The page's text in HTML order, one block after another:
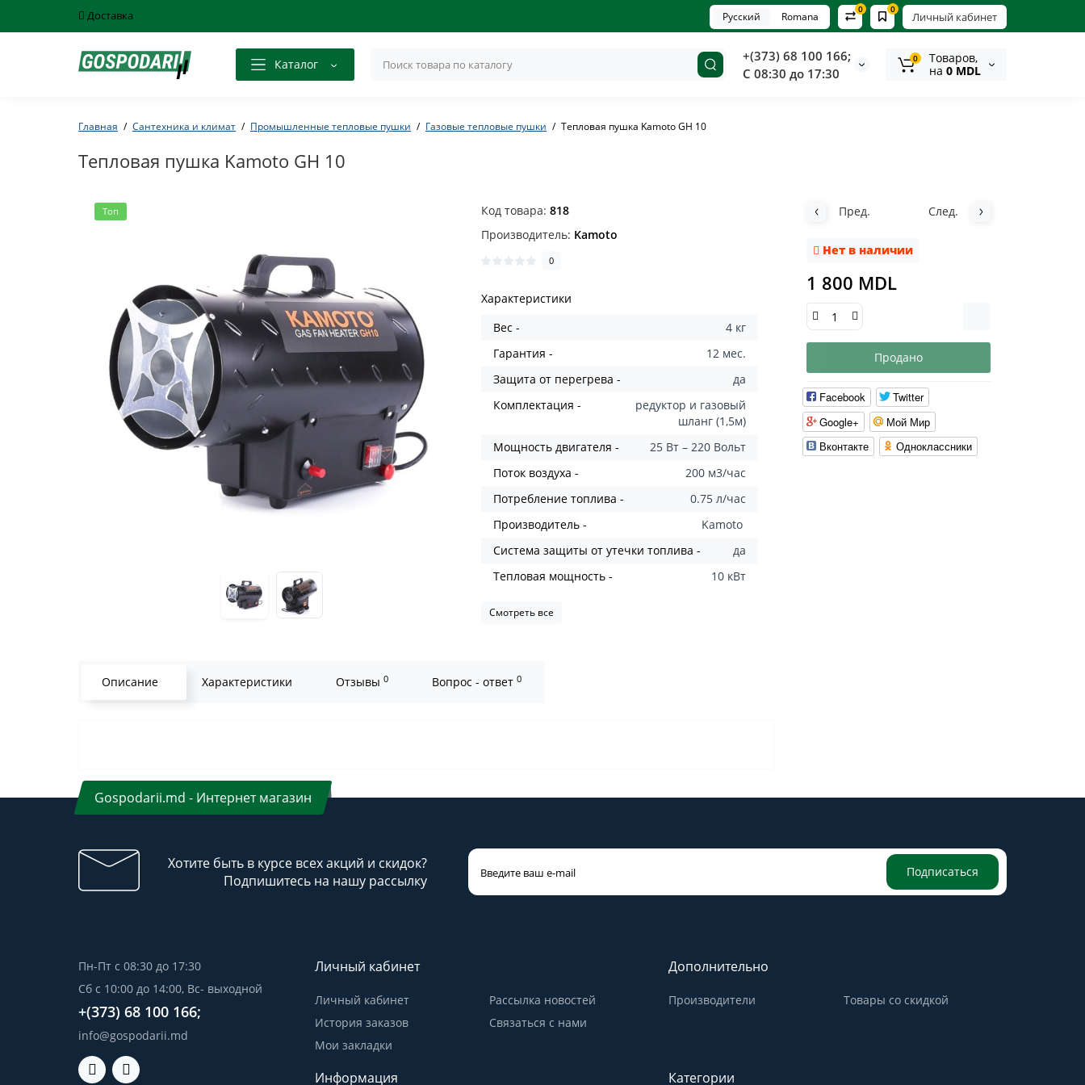
Доставка Личный кабинет
0
0
Русский Romana
Каталог
+(373) 68 100 166;
С 08:30 до 17:30
0
Tоваров,
на 0 MDL
Главная Сантехника и климат Промышленные тепловые пушки Газовые тепловые пушки Тепловая пушка Kamoto GH 10
Тепловая пушка Kamoto GH 10
Топ Код товара:818
Производитель: Kamoto
0
Характеристики
Вес -
4 кг
Гарантия -
12 мес.
Защита от перегрева -
да
Комплектация -
редуктор и газовый
шланг (1,5м)
Мощность двигателя -
25 Вт – 220 Вольт
Поток воздуха -
200 м3/час
Потребление топлива -
0.75 л/час
Производитель -
Kamoto
Система защиты от утечки топлива -
да
Тепловая мощность -
10 кВт
Смотреть все
Пред. След.
Нет в наличии
1 800 MDL
Продано
Facebook
Twitter
Google+
Мой Мир
Вконтакте
Одноклассники
Описание Характеристики Отзывы 0 Вопрос - ответ 0
Gospodarii.md - Интернет магазин
Хотите быть в курсе всех акций и скидок?
Подпишитесь на нашу рассылку
Подписаться
Пн-Пт с 08:30 до 17:30
Сб с 10:00 до 14:00, Вс- выходной
+(373) 68 100 166;
info@gospodarii.md
Личный кабинет
Личный кабинет
История заказов
Мои закладки
Рассылка новостей
Связаться с нами
Дополнительно
Производители Товары со скидкой
Информация Категории